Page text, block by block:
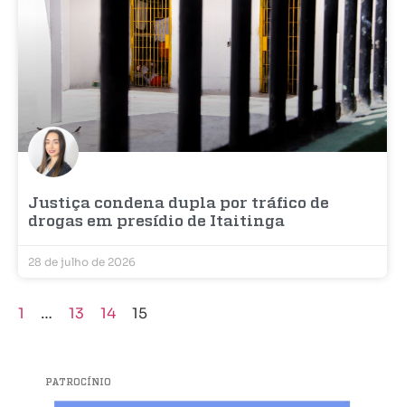
Justiça condena dupla por tráfico de
drogas em presídio de Itaitinga
28 de julho de 2026
1 … 13 14 15
PATROCÍNIO